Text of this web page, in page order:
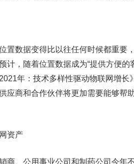
置数据变得比以往任何时候都重要
计，随着位置数据成为“提供方便的
年：技术多样性驱动物联网增
应商和合作伙伴将更加需要能够帮
资产
商、公用事业公司和制药公司今年